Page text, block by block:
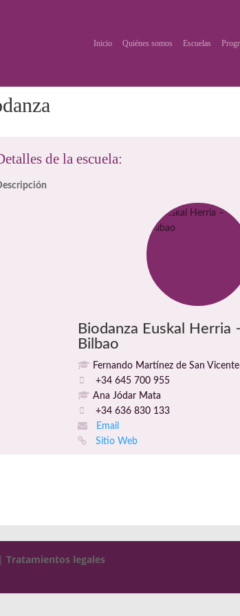
Inicio Quiénes somos Escuelas
de la escuela:
Biodanza Euskal Herria
Bilbao
Fernando Martínez de San Vicente
+34 645 700 955
Ana Jódar Mata
+34 636 830 133
Email
Sitio Web
Tratamientos legales